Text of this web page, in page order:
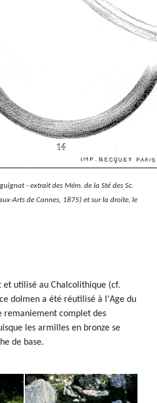
- extrait des Mém. de la Sté des Sc.
Arts de Cannes, 1875) et sur la droite, le
et utilisé au Chalcolithique (cf.
dolmen a été réutilisé à l'Age du
remaniement complet des
les armilles en bronze se
de base.